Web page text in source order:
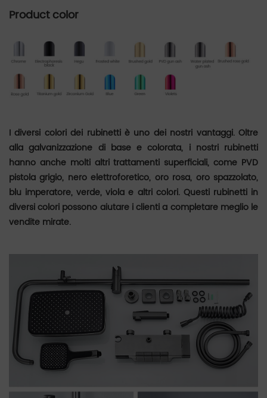
Product color
I diversi colori dei rubinetti è uno dei nostri vantaggi. Oltre
alla galvanizzazione di base e colorata, i nostri rubinetti
hanno anche molti altri trattamenti superficiali, come PVD
pistola grigio, nero elettroforetico, oro rosa, oro spazzolato,
blu imperatore, verde, viola e altri colori. Questi rubinetti in
diversi colori possono aiutare i clienti a completare meglio le
vendite mirate.